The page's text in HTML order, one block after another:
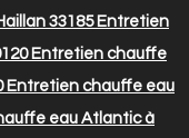
33185Entretien
Entretien chauffe
Entretien chauffe eau
eau Atlantic à